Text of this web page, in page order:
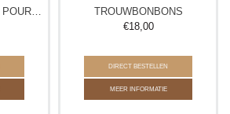
TROUWBONBONS
€18,00
DIRECT BESTELLEN
MEER INFORMATIE